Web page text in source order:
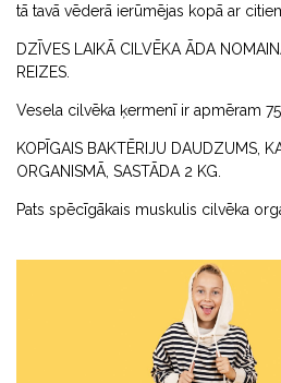
tā tavā vēderā ierūmējas kopā ar
DZĪVES LAIKĀ CILVĒKA ĀDA
REIZES.
Vesela cilvēka ķermenī ir apmēram
KOPĪGAIS BAKTĒRIJU DAUDZUMS,
ORGANISMĀ, SASTĀDA 2 KG.
Pats spēcīgākais muskulis cilvēka